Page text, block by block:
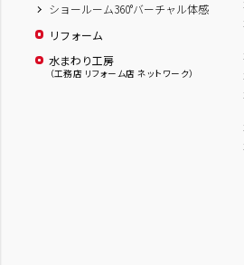
ショールーム360°バーチャル体感
リフォーム
水まわり工房
（工務店 リフォーム店 ネットワーク）